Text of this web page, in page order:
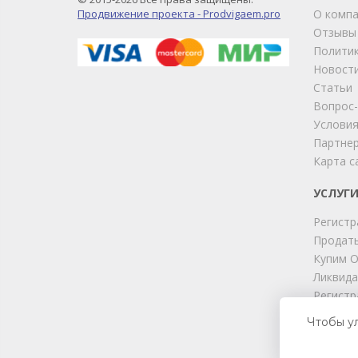
О
Отзывы
Статьи
Карта
УСЛУГИ
Купим
Подбор
Продвижение проекта - Prodvigaem.pro
Чтобы